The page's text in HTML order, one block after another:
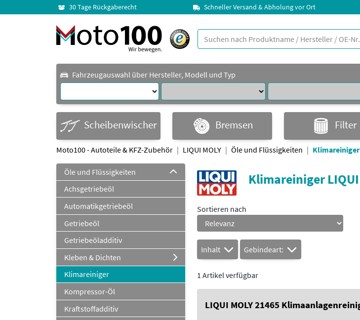
30 Tage Rückgaberecht Schneller Versand & Abholung vor Ort
Fahrzeugauswahl über Hersteller, Modell und Typ
Scheibenwischer Bremsen Filter
Moto100 - Autoteile & KFZ-Zubehör LIQUI MOLY Öle und Flüssigkeiten Klimareiniger
Öle und Flüssigkeiten
Achsgetriebeöl
Automatikgetriebeöl
Getriebeöl
Getriebeöladditiv
Kleben & Dichten
Klimareiniger
Kompressor-Öl
Kraftstoffadditiv
Klimareiniger
Sortieren nach
Inhalt Gebindeart:
1 Artikel verfügbar
LIQUI MOLY 21465